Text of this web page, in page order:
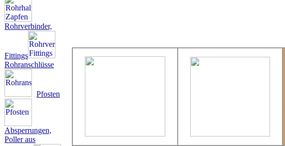
Rohrverbinder,
Fittings
Rohranschlüsse
Pfosten
Absperrungen,
Poller aus